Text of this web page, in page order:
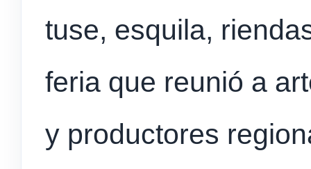
tuse, esquila,
feria que reunió a
y productores